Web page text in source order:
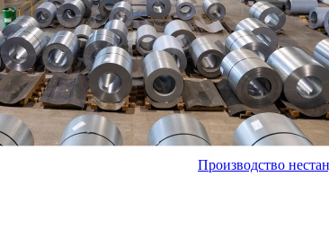
Производство